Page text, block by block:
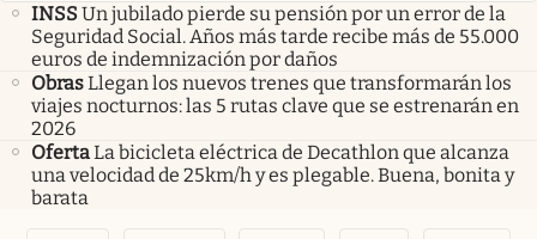
INSSUn jubilado pierde su pensión por un error de la
Seguridad Social. Años más tarde recibe más de 55.000
euros de indemnización por daños
ObrasLlegan los nuevos trenes que transformarán los
viajes nocturnos: las 5 rutas clave que se estrenarán en
2026
OfertaLa bicicleta eléctrica de Decathlon que alcanza
una velocidad de 25km/h y es plegable. Buena, bonita y
barata